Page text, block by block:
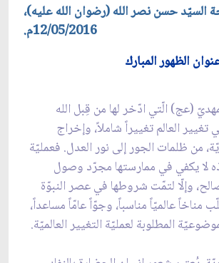
السيّد حسن نصر الله (رضوان الله عليه)،
12/05/2016م.
الظهور المبارك
(عج) الّتي ادّخر لها من قِبل الله
العالم تغييراً شاملاً، وإخراج
من ظلمات الجور إلى نور العدل. فعمليّة
لا يكفي في ممارستها مجرّد وصول
وإلّا لتمّت شروطها في عصر النبوّة
مناخاً عالميّاً مناسباً، وجوّاً عامّاً مساعداً،
المطلوبة لعمليّة التغيير العالميّة.